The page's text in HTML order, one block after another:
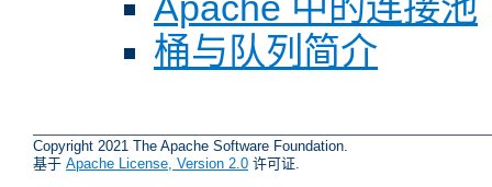
桶与队列简介
Copyright 2021 The Apache Software Foundation.
基于 Apache License, Version 2.0 许可证.